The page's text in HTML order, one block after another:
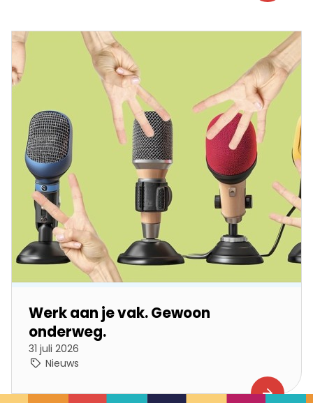
Werk aan je vak. Gewoon
onderweg.
31 juli 2026
Nieuws